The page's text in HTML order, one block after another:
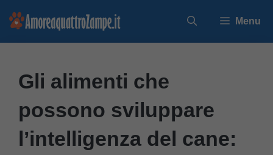
Vai
Menu
Gli alimenti che
possono sviluppare
l’intelligenza del cane: